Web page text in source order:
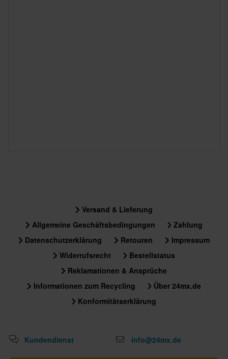
Versand & Lieferung
Allgemeine Geschäftsbedingungen
Zahlung
Datenschutzerklärung
Retouren
Impressum
Widerrufsrecht
Bestellstatus
Reklamationen & Ansprüche
Informationen zum Recycling
Über 24mx.de
Konformitätserklärung
Kundendienst info@24mx.de